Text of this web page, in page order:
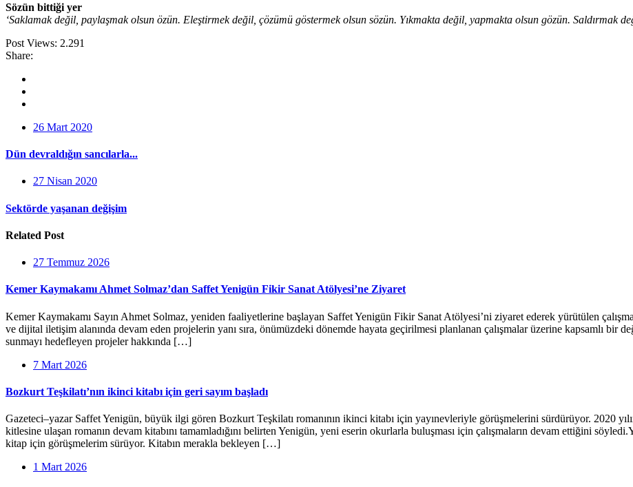
Sözün bittiği yer
‘Saklamak değil, paylaşmak olsun özün. Eleştirmek değil, çözümü göstermek olsun sözün. Yıkmakta değil, yapmakta olsun gözün. Saldırmak
Post Views: 2.291
Share:
26 Mart 2020
Dün devraldığın sancılarla...
27 Nisan 2020
Sektörde yaşanan değişim
Related Post
27 Temmuz 2026
Kemer Kaymakamı Ahmet Solmaz’dan Saffet Yenigün Fikir Sanat Atölyesi’ne Ziyaret
Kemer Kaymakamı Sayın Ahmet Solmaz, yeniden faaliyetlerine başlayan Saffet Yenigün Fikir Sanat Atölyesi’ni ziyaret ederek yürütülen
ve dijital iletişim alanında devam eden projelerin yanı sıra, önümüzdeki dönemde hayata geçirilmesi planlanan çalışmalar üzerine kapsamlı bir
sunmayı hedefleyen projeler hakkında […]
7 Mart 2026
Bozkurt Teşkilatı’nın ikinci kitabı için geri sayım başladı
Gazeteci–yazar Saffet Yenigün, büyük ilgi gören Bozkurt Teşkilatı romanının ikinci kitabı için yayınevleriyle görüşmelerini sürdürüyor. 2020
kitlesine ulaşan romanın devam kitabını tamamladığını belirten Yenigün, yeni eserin okurlarla buluşması için çalışmaların devam ettiğini
kitap için görüşmelerim sürüyor. Kitabın merakla bekleyen […]
1 Mart 2026